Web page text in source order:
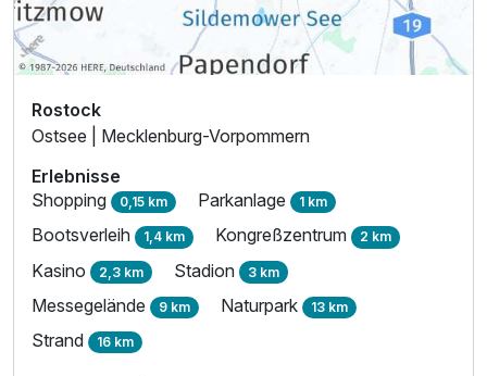
Rostock
Ostsee | Mecklenburg-Vorpommern
Erlebnisse
Shopping 0,15 km Parkanlage 1 km
Bootsverleih 1,4 km Kongreßzentrum 2 km
Kasino 2,3 km Stadion 3 km
Messegelände 9 km Naturpark 13 km
Strand 16 km